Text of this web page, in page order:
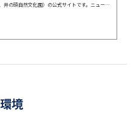
井の頭自然文化園）の公式サイトです。ニュース
境